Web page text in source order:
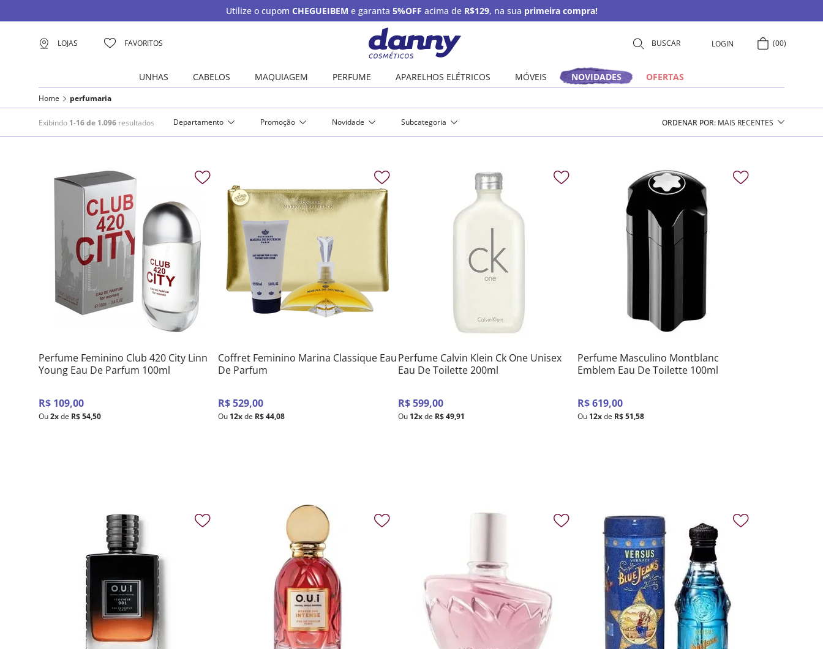
Utilize o cupom CHEGUEIBEM e garanta 5%OFF acima de R$129, na sua primeira compra!
LOJAS FAVORITOS LOGIN 00
UNHAS CABELOS MAQUIAGEM PERFUME APARELHOS ELÉTRICOS MÓVEIS NOVIDADES OFERTAS
Home perfumaria
Exibindo 1-16 de 1.096 resultados Departamento Promoção Novidade Subcategoria ORDENAR POR MAIS RECENTES
Perfume Feminino Club 420 City Linn
Young Eau De Parfum 100ml
R$ 109,00
Ou2xde R$54,50
Coffret Feminino Marina Classique Eau
De Parfum
R$529,00
Ou 12xde R$44,08
Perfume Calvin Klein Ck One Unisex
Eau De Toilette 200ml
R$ 599,00
Ou 12x de R$ 49,91
Perfume Masculino Montblanc
Emblem Eau De Toilette 100ml
R$619,00
Ou 12xde R$51,58